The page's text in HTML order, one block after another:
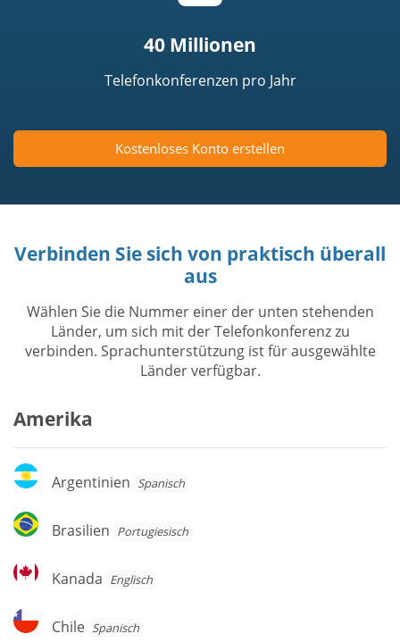
40 Millionen
Telefonkonferenzen pro Jahr
Kostenloses Konto erstellen
Verbinden Sie sich von praktisch überall
aus
Wählen Sie die Nummer einer der unten stehenden
Länder, um sich mit der Telefonkonferenz zu
verbinden. Sprachunterstützung ist für ausgewählte
Länder verfügbar.
Amerika
Argentinien
Argentinien Spanisch
Brasilien
Brasilien Por­tu­gie­sisch
Kanada
Kanada Englisch
Chile
Chile Spanisch